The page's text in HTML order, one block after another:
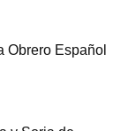
Obrero Español